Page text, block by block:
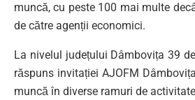
muncă, cu peste 100 mai multe
de către agenții economici.
La nivelul județului Dâmbovița 39
răspuns invitației AJOFM
muncă în diverse ramuri de